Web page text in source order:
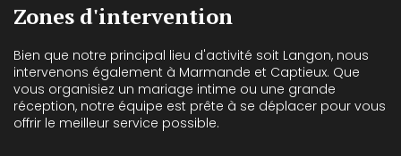
Zones d'intervention
Bien que notre principal lieu d'activité soit Langon, nous
intervenons également à Marmande et Captieux. Que
vous organisiez un mariage intime ou une grande
réception, notre équipe est prête à se déplacer pour vous
offrir le meilleur service possible.